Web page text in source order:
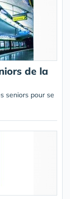
de la
seniors pour se